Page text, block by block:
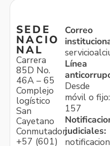
SEDE
NACIO
NAL
Carrera
85D No.
46A – 65
Complejo
logístico
San
Cayetano
Conmutador:
+57 (601)
Correo
Línea
Desde
móvil o fijo:
157
judiciales: